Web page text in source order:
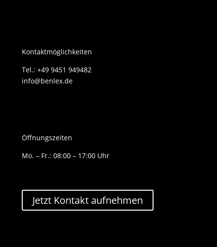
Kontaktmöglichkeiten
Tel.: +49 9451 949482
info@benlex.de
Öffnungszeiten
Mo. – Fr.: 08:00 – 17:00 Uhr
Jetzt Kontakt aufnehmen